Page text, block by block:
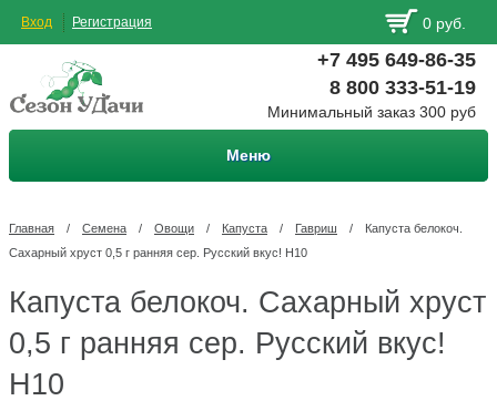
Вход Регистрация 0 руб.
+7 495 649-86-35
8 800 333-51-19
Минимальный заказ 300 руб
Меню
Главная / Семена / Овощи / Капуста / Гавриш /
Капуста белокоч.
Сахарный хруст 0,5 г ранняя сер. Русский вкус! Н10
Капуста белокоч. Сахарный хруст
0,5 г ранняя сер. Русский вкус!
Н10